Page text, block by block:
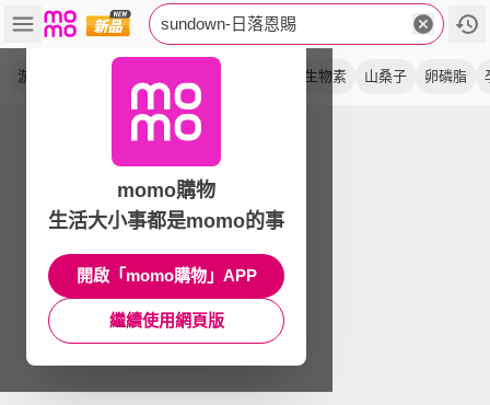
sundown-日落恩賜
游離型 生物素 山桑子 卵磷脂
momo購物
生活大小事都是momo的事
開啟「momo購物」APP
繼續使用網頁版